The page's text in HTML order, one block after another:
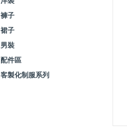
褲子
裙子
男裝
配件區
客製化制服系列